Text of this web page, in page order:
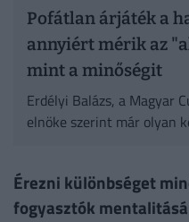
Pofátlan árjáték a
annyiért mérik az
mint a minőségit
Erdélyi Balázs, a Magyar
elnöke szerint már olyan
Érezni különbséget
fogyasztók